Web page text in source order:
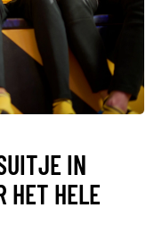
IN
HET HELE